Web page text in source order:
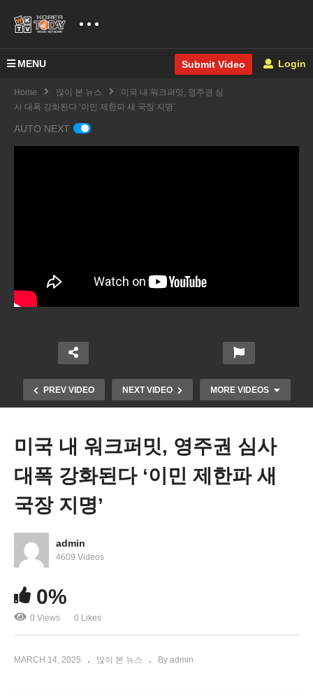
MENU Submit Video Login
Home 많이 본 뉴스
미국 내 워크퍼밋, 영주권 심
사 대폭 강화된다 ‘이민 제한파 새 국장 지명’
AUTO NEXT
PREV VIDEO NEXT VIDEO MORE VIDEOS
트럼프 첫 50일간 불법체류자 체포 3만 2,809명, 예
산 부족으로 구금 추방 차질
미국 내 워크퍼밋, 영주권 심사
대폭 강화된다 ‘이민 제한파 새
국장 지명’
admin
4609 Videos
0%
0 Views 0 Likes
MARCH 14, 2025 많이 본 뉴스 By admin